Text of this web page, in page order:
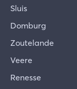
Sluis
Domburg
Zoutelande
Veere
Renesse